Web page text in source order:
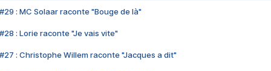
#29 : MC Solaar raconte "Bouge de là"
#28 : Lorie raconte "Je vais vite"
#27 : Christophe Willem raconte "Jacques a dit"